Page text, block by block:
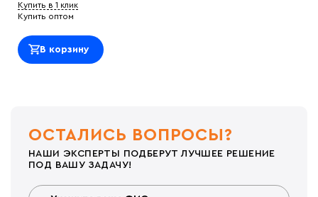
Купить в 1 клик
Купить оптом
В корзину
ОСТАЛИСЬ ВОПРОСЫ?
НАШИ ЭКСПЕРТЫ ПОДБЕРУТ ЛУЧШЕЕ РЕШЕНИЕ
ПОД ВАШУ ЗАДАЧУ!